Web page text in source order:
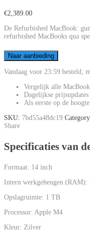
€2,389.00
De Refurbished MacBook:
refurbished MacBooks qua
Naar aanbieding
Vandaag voor 23:59 besteld,
Vergelijk alle
Dagelijkse prijsupdates
Als eerste op de
SKU: 7bd55a48dc19
Share
Specificaties van
Formaat: 14 inch
Intern werkgeheugen (RAM):
Opslagruimte: 1 TB
Processor: Apple M4
Kleur: Zilver